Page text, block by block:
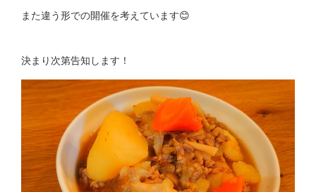
また違う形での開催を考えています😊
決まり次第告知します！